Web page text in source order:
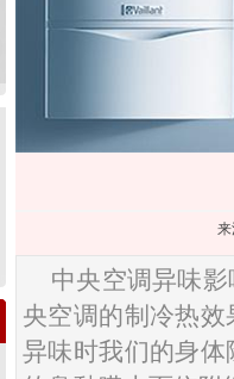
中央空调异味
央空调的制冷热
异味时我们的身